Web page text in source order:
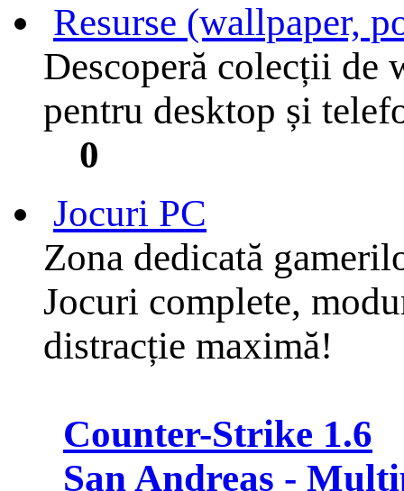
Resurse (wallpaper,
Descoperă colecții de
pentru desktop și
0
Jocuri PC
Zona dedicată
Jocuri complete,
distracție maximă!
Counter-Strike 1.6
San Andreas -